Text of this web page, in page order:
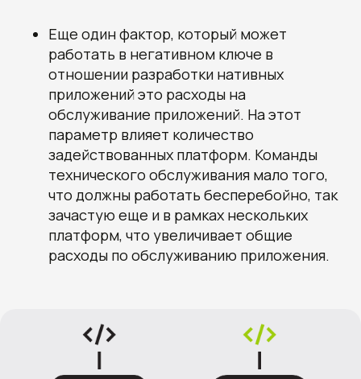
Еще один фактор, который может
работать в негативном ключе в
отношении разработки нативных
приложений это расходы на
обслуживание приложений. На этот
параметр влияет количество
задействованных платформ. Команды
технического обслуживания мало того,
что должны работать бесперебойно, так
зачастую еще и в рамках нескольких
платформ, что увеличивает общие
расходы по обслуживанию приложения.